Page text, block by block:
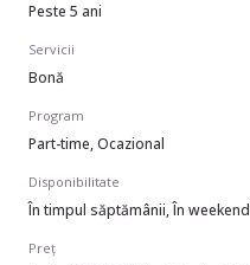
Peste 5 ani
Servicii
Bonă
Program
Part-time, Ocazional
Disponibilitate
În timpul săptămânii, În weekend
Preț